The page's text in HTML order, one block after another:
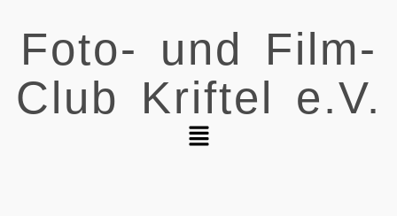
Foto- und Film-
Club Kriftel e.V.